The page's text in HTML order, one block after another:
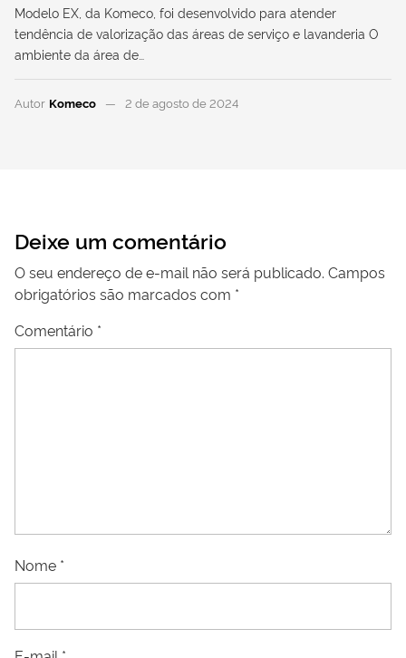
Modelo EX, da Komeco, foi desenvolvido para atender
tendência de valorização das áreas de serviço e lavanderia O
ambiente da área de…
Autor Komeco 2 de agosto de 2024
Deixe um comentário
O seu endereço de e-mail não será publicado. Campos
obrigatórios são marcados com *
Comentário *
Nome *